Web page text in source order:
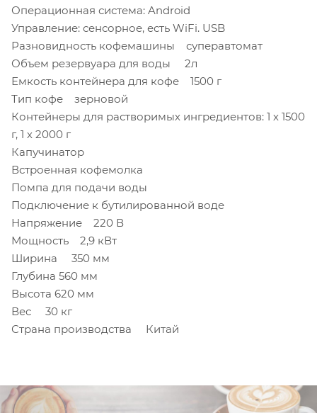
Операционная система: Android
Управление: сенсорное, есть WiFi. USB
Разновидность кофемашины суперавтомат
Объем резервуара для воды 2л
Емкость контейнера для кофе 1500 г
Тип кофе зерновой
Контейнеры для растворимых ингредиентов: 1 х 1500
г, 1 х 2000 г
Капучинатор
Встроенная кофемолка
Помпа для подачи воды
Подключение к бутилированной воде
Напряжение 220 В
Мощность 2,9 кВт
Ширина 350 мм
Глубина 560 мм
Высота 620 мм
Вес 30 кг
Страна производства Китай